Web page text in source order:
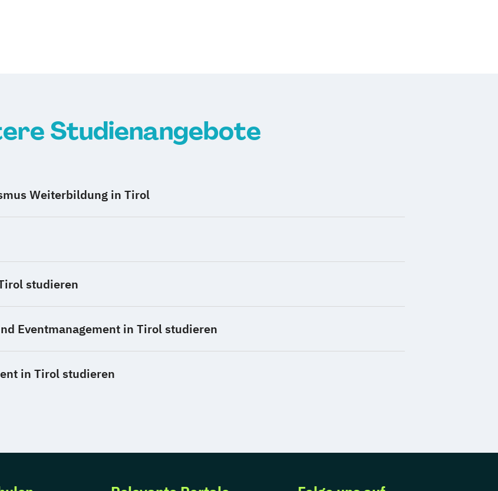
Studienangebote
Weiterbildung in Tirol
studieren
Eventmanagement in Tirol studieren
in Tirol studieren